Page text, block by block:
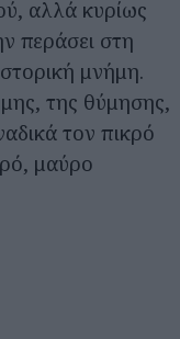
αλλά κυρίως
περάσει στη
μνήμη.
της θύμησης,
τον πικρό
μαύρο